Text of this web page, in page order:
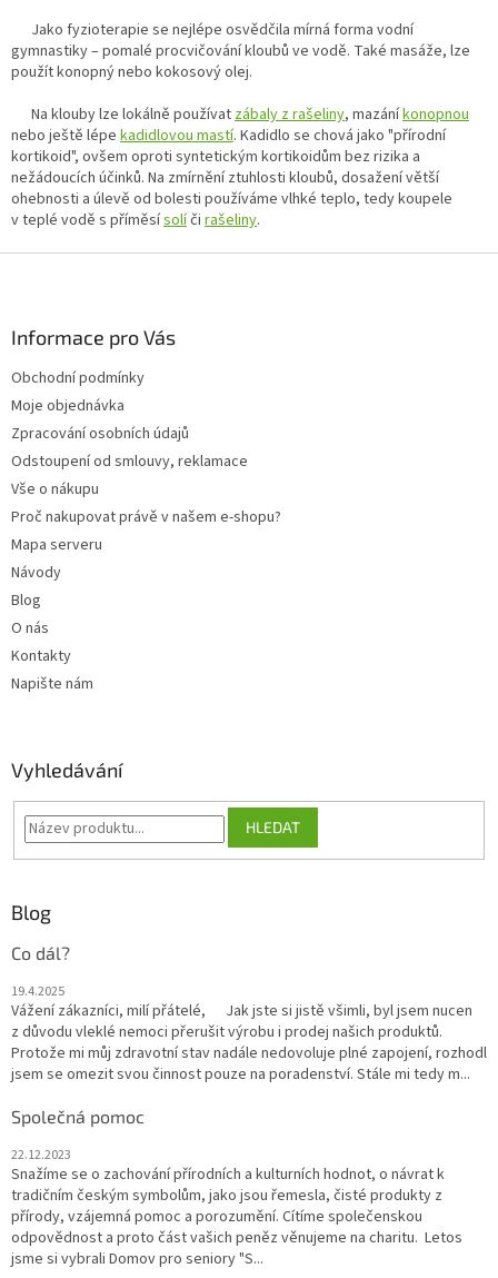
Jako fyzioterapie se nejlépe osvědčila mírná forma vodní
gymnastiky – pomalé procvičování kloubů ve vodě. Také masáže, lze
použít konopný nebo kokosový olej.
Na klouby lze lokálně používat zábaly z rašeliny, mazáníkonopnou
nebo ještě lépe kadidlovou mastí. Kadidlo se chová jako "přírodní
kortikoid", ovšem oproti syntetickým kortikoidům bez rizika a
nežádoucích účinků. Na zmírnění ztuhlosti kloubů, dosažení větší
ohebnosti a úlevě od bolesti používáme vlhké teplo, tedy koupele
v teplé vodě s příměsísolíči rašeliny.
Informace pro Vás
Obchodní podmínky
Moje objednávka
Zpracování osobních údajů
Odstoupení od smlouvy, reklamace
Vše o nákupu
Proč nakupovat právě v našem e-shopu?
Mapa serveru
Návody
Blog
O nás
Kontakty
Napište nám
Vyhledávání
HLEDAT
Blog
Co dál?
19.4.2025
Vážení zákazníci, milí přátelé, Jak jste si jistě všimli, byl jsem nucen
z důvodu vleklé nemoci přerušit výrobu i prodej našich produktů.
Protože mi můj zdravotní stav nadále nedovoluje plné zapojení, rozhodl
jsem se omezit svou činnost pouze na poradenství. Stále mi tedy m...
Společná pomoc
22.12.2023
Snažíme se o zachování přírodních a kulturních hodnot, o návrat k
tradičním českým symbolům, jako jsou řemesla, čisté produkty z
přírody, vzájemná pomoc a porozumění. Cítíme společenskou
odpovědnost a proto část vašich peněz věnujeme na charitu. Letos
jsme si vybrali Domov pro seniory "S...